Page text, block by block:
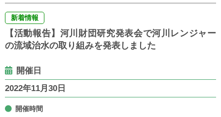
新着情報
【活動報告】河川財団研究発表会で河川レンジャー
の流域治水の取り組みを発表しました
開催日
2022年11月30日
開催時間